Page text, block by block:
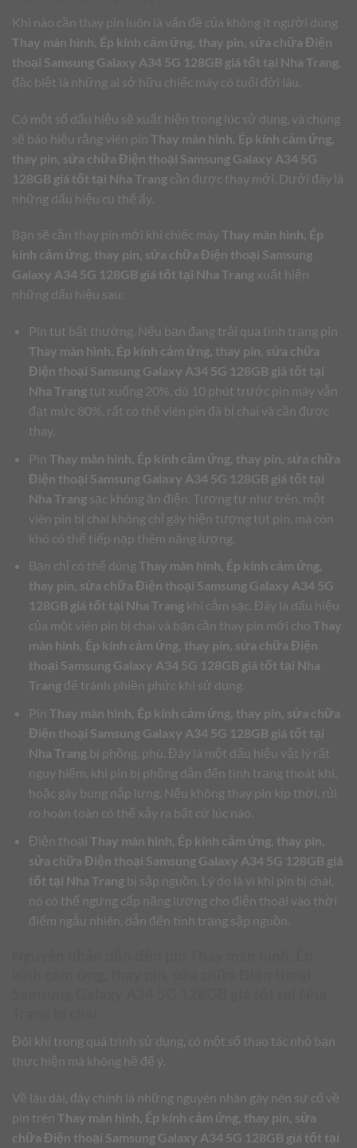
Khi nào cần thay pin luôn là vấn đề của không ít người dùng
Thay màn hình, Ép kính cảm ứng, thay pin, sửa chữa Điện
thoại Samsung Galaxy A34 5G 128GB giá tốt tại Nha Trang
đặc biệt là những ai sở hữu chiếc máy có tuổi đời lâu.
Có một số dấu hiệu sẽ xuất hiện trong lúc sử dụng, và chúng
sẽ báo hiệu rằng viên pin Thay màn hình, Ép kính cảm ứng,
thay pin, sửa chữa Điện thoại Samsung Galaxy A34 5G
128GB giá tốt tại Nha Trang cần được thay mới. Dưới đây là
những dấu hiệu cụ thể ấy.
Bạn sẽ cần thay pin mới khi chiếc máy Thay màn hình, Ép
kính cảm ứng, thay pin, sửa chữa Điện thoại Samsung
Galaxy A34 5G 128GB giá tốt tại Nha Trang xuất hiện
những dấu hiệu sau:
Pin tụt bất thường. Nếu bạn đang trải qua tình trạng pin
Thay màn hình, Ép kính cảm ứng, thay pin, sửa chữa
Điện thoại Samsung Galaxy A34 5G 128GB giá tốt tại
Nha Trangtụt xuống 20%, dù 10 phút trước pin máy vẫn
đạt mức 80%, rất có thể viên pin đã bị chai và cần được
thay.
Pin Thay màn hình, Ép kính cảm ứng, thay pin, sửa chữa
Điện thoại Samsung Galaxy A34 5G 128GB giá tốt tại
Nha Trangsạc không ăn điện. Tương tự như trên, một
viên pin bị chai không chỉ gây hiện tượng tụt pin, mà còn
khó có thể tiếp nạp thêm năng lượng.
Bạn chỉ có thể dùng Thay màn hình, Ép kính cảm ứng,
thay pin, sửa chữa Điện thoại Samsung Galaxy A34 5G
128GB giá tốt tại Nha Trangkhi cắm sạc. Đây là dấu hiệu
của một viên pin bị chai và bạn cần thay pin mới cho Thay
màn hình, Ép kính cảm ứng, thay pin, sửa chữa Điện
thoại Samsung Galaxy A34 5G 128GB giá tốt tại Nha
Trangđể tránh phiền phức khi sử dụng.
Pin Thay màn hình, Ép kính cảm ứng, thay pin, sửa chữa
Điện thoại Samsung Galaxy A34 5G 128GB giá tốt tại
Nha Trangbị phồng, phù. Đây là một dấu hiệu vật lý rất
nguy hiểm, khi pin bị phồng dẫn đến tình trạng thoát khí,
hoặc gây bung nắp lưng. Nếu không thay pin kịp thời, rủi
ro hoàn toàn có thể xảy ra bất cứ lúc nào.
Điện thoại Thay màn hình, Ép kính cảm ứng, thay pin,
sửa chữa Điện thoại Samsung Galaxy A34 5G 128GB giá
tốt tại Nha Trangbị sập nguồn. Lý do là vì khi pin bị chai,
nó có thể ngưng cấp năng lượng cho điện thoại vào thời
điểm ngẫu nhiên, dẫn đến tình trạng sập nguồn.
Đôi khi trong quá trình sử dụng, có một số thao tác nhỏ bạn
thực hiện mà không hề để ý.
Về lâu dài, đây chính là những nguyên nhân gây nên sự cố về
pin trên Thay màn hình, Ép kính cảm ứng, thay pin, sửa
chữa Điện thoại Samsung Galaxy A34 5G 128GB giá tốt tại